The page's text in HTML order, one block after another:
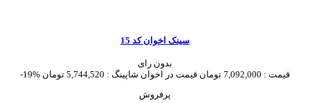
سینک اخوان کد 15
بدون رای
-19%
قیمت : 7,092,000 تومان قیمت در اخوان شاپینگ : 5,744,520 تومان
پرفروش